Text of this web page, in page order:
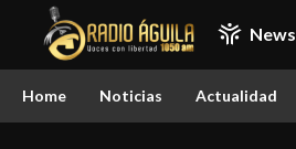
News
Home Noticias Actualidad